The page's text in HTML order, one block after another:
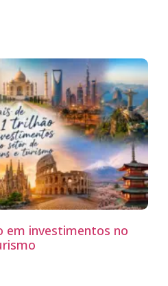
em investimentos no